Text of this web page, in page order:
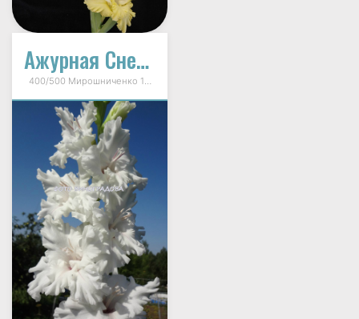
Ажурная Снежинка
400/500 Мирошниченко 1996г.